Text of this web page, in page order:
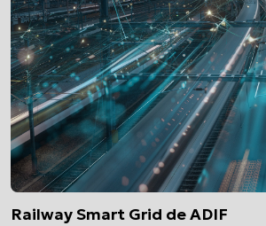
Railway Smart Grid de ADIF